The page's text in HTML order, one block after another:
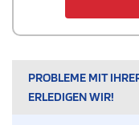
PROBLEME MIT
ERLEDIGEN WIR!